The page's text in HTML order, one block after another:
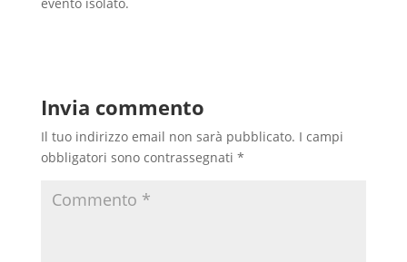
Invia commento
Il tuo indirizzo email non sarà pubblicato. I campi
obbligatori sono contrassegnati *